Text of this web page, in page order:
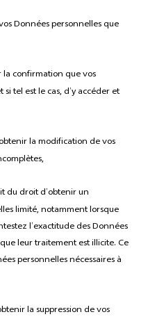
Données personnelles que
la confirmation que vos
tel est le cas, d’y accéder et
la modification de vos
du droit d’obtenir un
limité, notamment lorsque
l’exactitude des Données
leur traitement est illicite. Ce
personnelles nécessaires à
la suppression de vos